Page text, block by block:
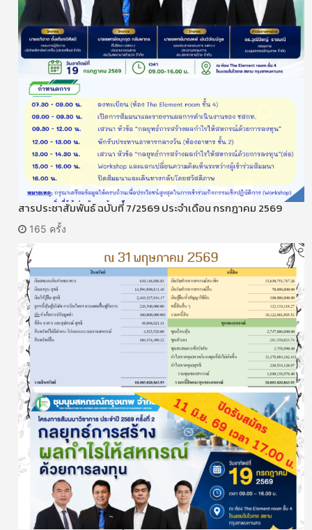
สารประชาสัมพันธ์ ฉบับที่ 7/2569 ประจำเดือน กรกฎาคม 2569
165 ครั้ง